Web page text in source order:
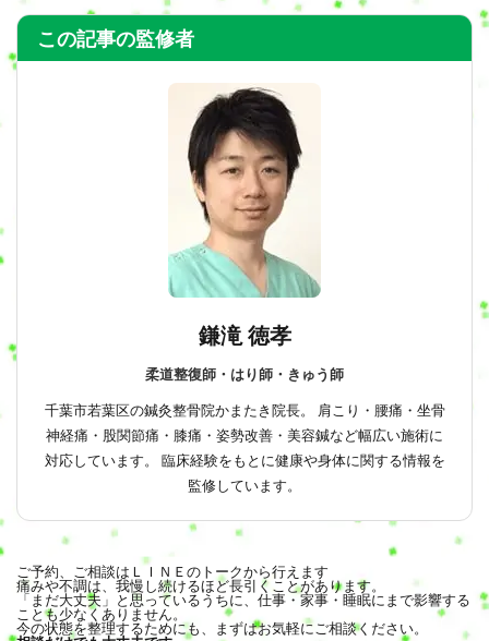
この記事の監修者
鎌滝 徳孝
柔道整復師・はり師・きゅう師
千葉市若葉区の鍼灸整骨院かまたき院長。 肩こり・腰痛・坐骨
神経痛・股関節痛・膝痛・姿勢改善・美容鍼など幅広い施術に
対応しています。 臨床経験をもとに健康や身体に関する情報を
監修しています。
ご予約、ご相談はＬＩＮＥのトークから行えます
痛みや不調は、我慢し続けるほど長引くことがあります。
「まだ大丈夫」と思っているうちに、仕事・家事・睡眠にまで影響する
ことも少なくありません。
今の状態を整理するためにも、まずはお気軽にご相談ください。